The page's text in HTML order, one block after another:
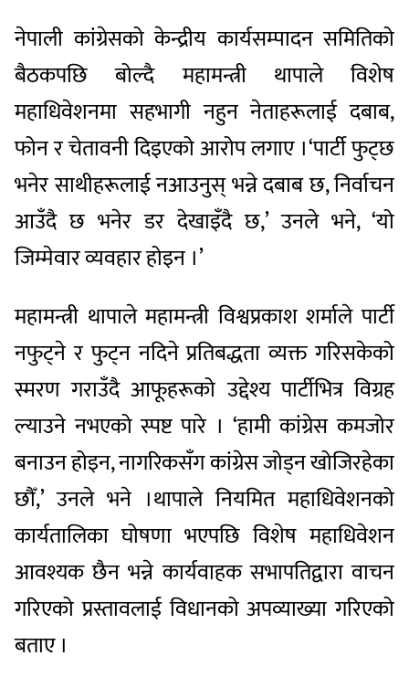
नेपाली कांग्रेसको केन्द्रीय कार्यसम्पादन समितिको
बैठकपछि बोल्दै महामन्त्री थापाले विशेष
महाधिवेशनमा सहभागी नहुन नेताहरूलाई दबाब,
फोन र चेतावनी दिइएको आरोप लगाए ।‘पार्टी फुट्छ
भनेर साथीहरूलाई नआउनुस् भन्ने दबाब छ, निर्वाचन
आउँदै छ भनेर डर देखाइँदै छ,’ उनले भने, ‘यो
जिम्मेवार व्यवहार होइन ।’
महामन्त्री थापाले महामन्त्री विश्वप्रकाश शर्माले पार्टी
नफुट्ने र फुट्न नदिने प्रतिबद्धता व्यक्त गरिसकेको
स्मरण गराउँदै आफूहरूको उद्देश्य पार्टीभित्र विग्रह
ल्याउने नभएको स्पष्ट पारे । ‘हामी कांग्रेस कमजोर
बनाउन होइन, नागरिकसँग कांग्रेस जोड्न खोजिरहेका
छौँ,’ उनले भने ।थापाले नियमित महाधिवेशनको
कार्यतालिका घोषणा भएपछि विशेष महाधिवेशन
आवश्यक छैन भन्ने कार्यवाहक सभापतिद्वारा वाचन
गरिएको प्रस्तावलाई विधानको अपव्याख्या गरिएको
बताए ।